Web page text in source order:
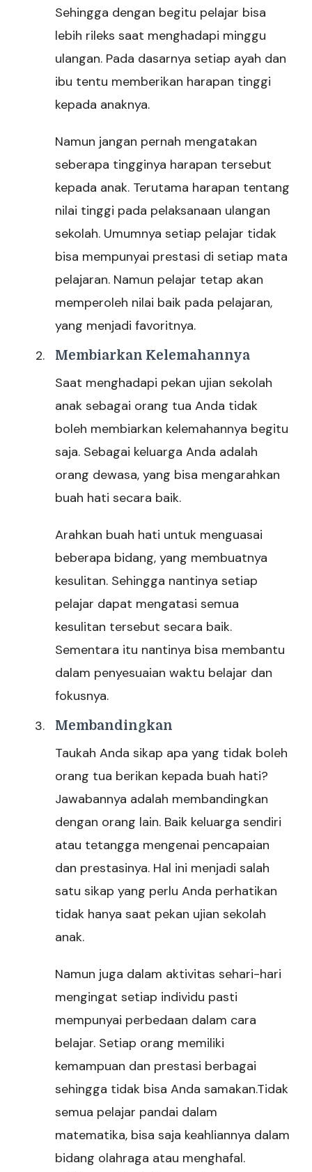
Sehingga dengan begitu pelajar bisa
lebih rileks saat menghadapi minggu
ulangan. Pada dasarnya setiap ayah dan
ibu tentu memberikan harapan tinggi
kepada anaknya.
Namun jangan pernah mengatakan
seberapa tingginya harapan tersebut
kepada anak. Terutama harapan tentang
nilai tinggi pada pelaksanaan ulangan
sekolah. Umumnya setiap pelajar tidak
bisa mempunyai prestasi di setiap mata
pelajaran. Namun pelajar tetap akan
memperoleh nilai baik pada pelajaran,
yang menjadi favoritnya.
Membiarkan Kelemahannya
Saat menghadapi pekan ujian sekolah
anak sebagai orang tua Anda tidak
boleh membiarkan kelemahannya begitu
saja. Sebagai keluarga Anda adalah
orang dewasa, yang bisa mengarahkan
buah hati secara baik.
Arahkan buah hati untuk menguasai
beberapa bidang, yang membuatnya
kesulitan. Sehingga nantinya setiap
pelajar dapat mengatasi semua
kesulitan tersebut secara baik.
Sementara itu nantinya bisa membantu
dalam penyesuaian waktu belajar dan
fokusnya.
Membandingkan
Taukah Anda sikap apa yang tidak boleh
orang tua berikan kepada buah hati?
Jawabannya adalah membandingkan
dengan orang lain. Baik keluarga sendiri
atau tetangga mengenai pencapaian
dan prestasinya. Hal ini menjadi salah
satu sikap yang perlu Anda perhatikan
tidak hanya saat pekan ujian sekolah
anak.
Namun juga dalam aktivitas sehari-hari
mengingat setiap individu pasti
mempunyai perbedaan dalam cara
belajar. Setiap orang memiliki
kemampuan dan prestasi berbagai
sehingga tidak bisa Anda samakan.Tidak
semua pelajar pandai dalam
matematika, bisa saja keahliannya dalam
bidang olahraga atau menghafal.